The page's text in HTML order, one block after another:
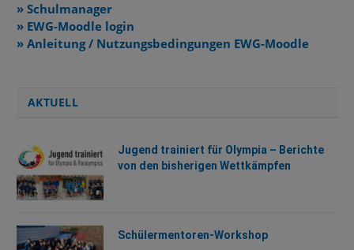
» Schulmanager
» EWG-Moodle login
» Anleitung / Nutzungsbedingungen EWG-Moodle
AKTUELL
Jugend trainiert für Olympia – Berichte
von den bisherigen Wettkämpfen
Schülermentoren-Workshop